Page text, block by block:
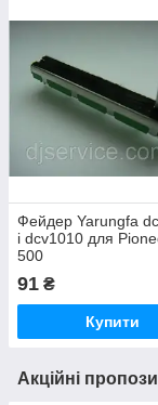
Фейдер Yarungfa
і dcv1010 для
500
91 ₴
Купити
Акційні